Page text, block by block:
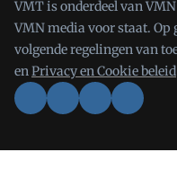
VMT is onderdeel van
VMN media voor staat.
volgende regelingen van
enPrivacy en Cookie beleid